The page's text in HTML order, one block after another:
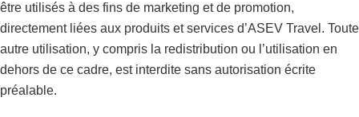
être utilisés à des fins de marketing et de promotion,
directement liées aux produits et services d’ASEV Travel. Toute
autre utilisation, y compris la redistribution ou l’utilisation en
dehors de ce cadre, est interdite sans autorisation écrite
préalable.